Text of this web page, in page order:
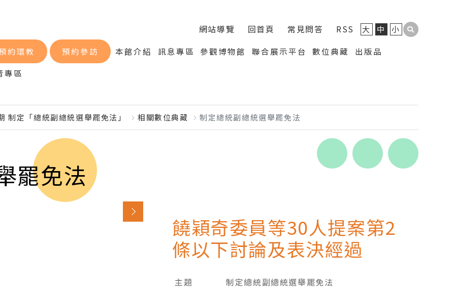
網站導覽 回首頁 常見問答 RSS 大 中 小
約環教 預約參訪 本館介紹 訊息專區 參觀博物館 聯合展示平台 數位典藏
出版品
專區
制定「總統副總統選舉罷免法」 相關數位典藏 制定總統副總統選舉罷免法
罷免法
饒穎奇委員等30人提案第2
條以下討論及表決經過
主題 制定總統副總統選舉罷免法